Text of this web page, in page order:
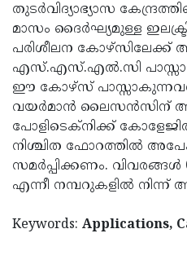
തുടര്‍വിദ്യാഭ്യാസ
മാസം ദൈര്‍ഘ്യമുള്ള
പരിശീലന കോഴ്‌സിലേക്ക്
എസ്.എസ്.എല്‍.സി
ഈ കോഴ്‌സ്
വയര്‍മാന്‍ ലൈസന്‍സിന്
പോളിടെക്‌നിക്ക്
നിശ്ചിത ഫോറത്തില്‍
സമര്‍പ്പിക്കണം. വിവരങ്ങള്‍
എന്നീ നമ്പറുകളില്‍ നിന്ന്
Keywords: Applications,